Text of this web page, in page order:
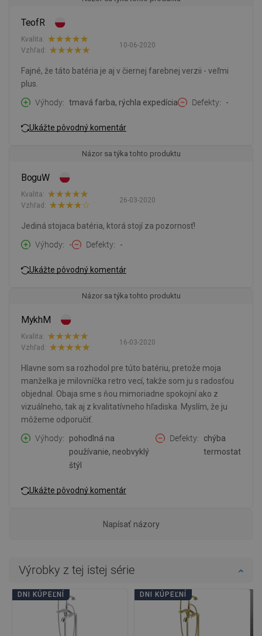
TeofR
10-06-2020
Kvalita:
Vzhľad:
Fajné, že táto batéria je aj v čiernej farebnej verzii - veľmi
plus.
Výhody
tmavá farba, rýchla expedícia Defekty -
Ukážte pôvodný komentár
Názor sa týka tohto produktu
BoguW
26-03-2020
Kvalita:
Vzhľad:
Jediná stojaca batéria, ktorá stojí za pozornosť!
Výhody
- Defekty -
Ukážte pôvodný komentár
Názor sa týka tohto produktu
MykhM
16-03-2020
Kvalita:
Vzhľad:
Hlavne som sa rozhodol pre túto batériu, pretože moja
manželka je milovníčka retro vecí, takže som ju s radosťou
objednal. Obaja sme s ňou mimoriadne spokojní ako z
vizuálneho, tak aj z kvalitatívneho hľadiska. Myslím, že ju
môžeme odporučiť.
Výhody
pohodlná na
používanie, neobvyklý
štýl
Defekty
chýba
termostat
Ukážte pôvodný komentár
Napísať názory
Výrobky z tej istej série
DNI KÚPEĽNÍ DNI KÚPEĽNÍ